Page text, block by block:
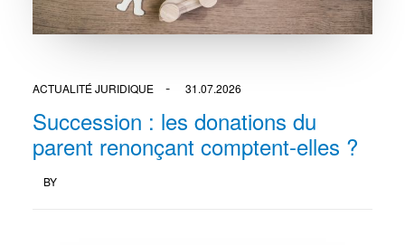
ACTUALITÉ JURIDIQUE 31.07.2026
Succession : les donations du
parent renonçant comptent-elles ?
BY